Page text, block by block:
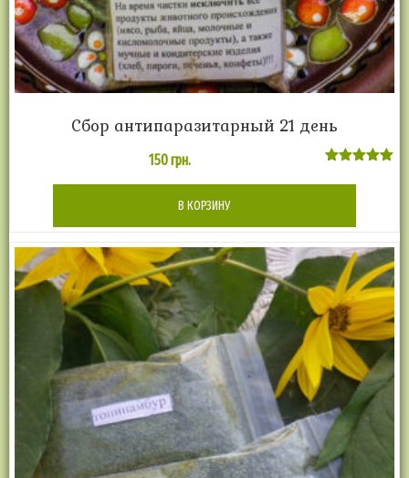
Сбор антипаразитарный 21 день
5.00
150грн.
В КОРЗИНУ